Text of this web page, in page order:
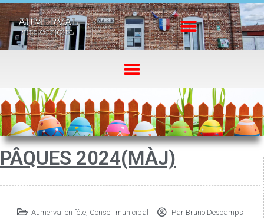
PÂQUES 2024(MÀJ)
Aumerval en fête Conseil municipal Par Bruno Descamps